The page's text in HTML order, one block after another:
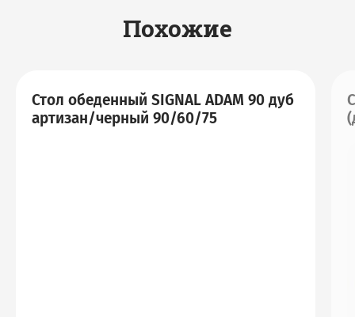
Похожие
Стол обеденный SIGNAL ADAM 90 дуб
артизан/черный 90/60/75